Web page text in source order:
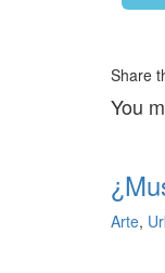
Share
You
Arte,